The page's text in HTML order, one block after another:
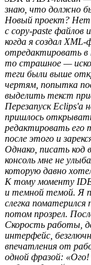
знаю, что должно
Новый проект?
с copy-paste файлов
когда я создал
отредактировать в
то страшное —
теги были выше
чертям, попытка
выделить текст
Перезапуск Eclips'a
пришлось
редактировать его
после этого и
Однако, писать код
консоль мне не
которую давно
К тому моменту
и темной темой. Я
слегка
потом прозрел.
Скорость работы,
интерфейс,
впечатления от
одной фразой: